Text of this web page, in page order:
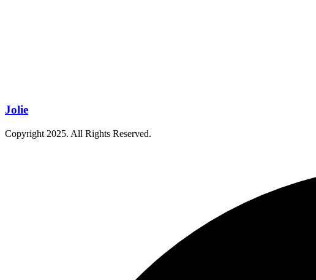
Jolie
Copyright 2025. All Rights Reserved.